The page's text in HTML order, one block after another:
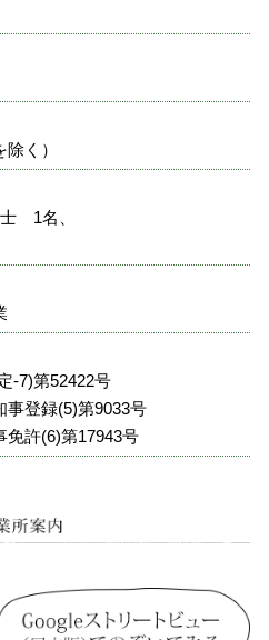
く）
1名、
-7)第52422号
事登録(5)第9033号
免許(6)第17943号